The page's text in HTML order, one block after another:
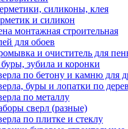
силиконы, клея
и силикон
монтажная строительная
для обоев
и очиститель для
зубила и коронки
по бетону и камню для
буры и лопатки по
по металлу
сверл (разные)
по плитке и стеклу